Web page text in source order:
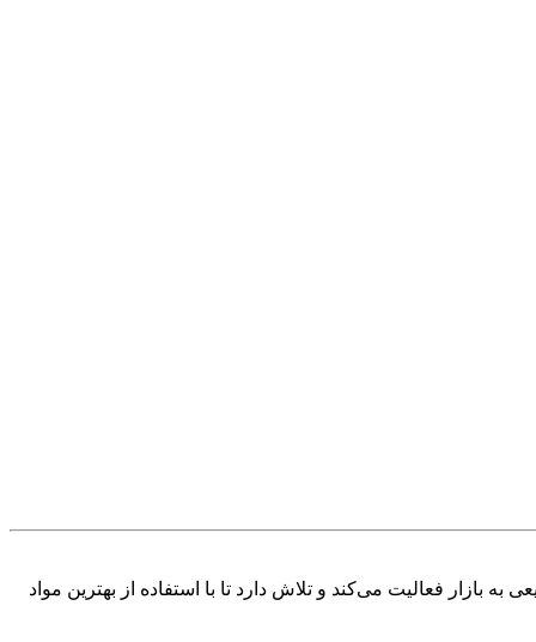
بازار فعالیت می‌کند و تلاش دارد تا با استفاده از بهترین مواد